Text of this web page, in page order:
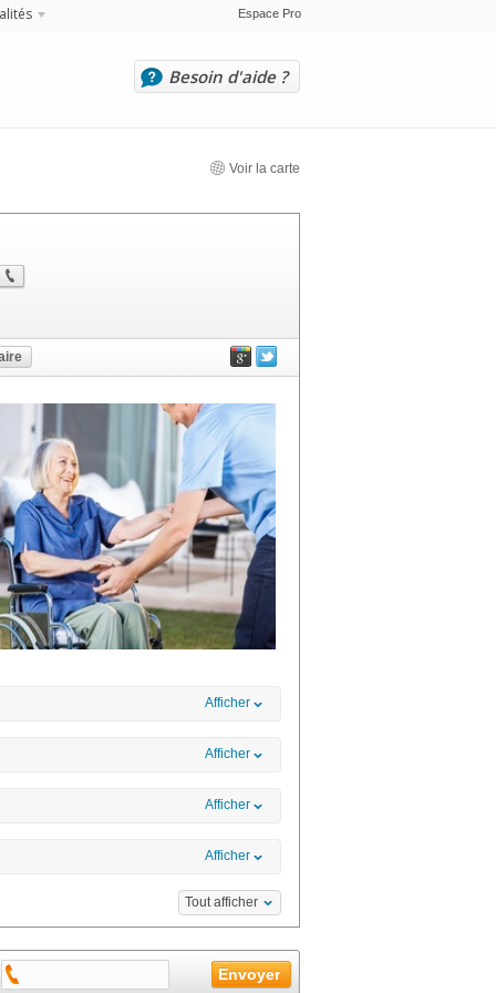
Espace Pro
Besoin d'aide ?
Voir la carte
Afficher
Afficher
Afficher
Afficher
Tout afficher